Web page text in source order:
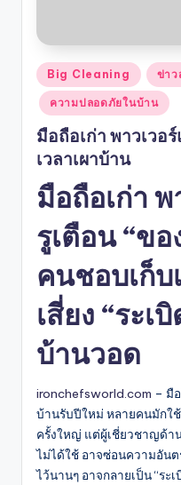
Posted
in
Big Cleaning ข่าว
ความปลอดภัยในบ้าน
มือถือเก่า พาวเวอร์
เวลาเผาบ้าน
มือถือเก่า
รูเตือน “ข
คนชอบเก็บ
เสี่ยง “ระเ
บ้านวอด
ironchefsworld.com – มื
บ้านรับปีใหม่ หลายคนมักใ
ครั้งใหญ่ แต่ผู้เชี่ยวชาญด้า
ไม่ได้ใช้ อาจซ่อนความอันต
ไว้นานๆ อาจกลายเป็น “ระ